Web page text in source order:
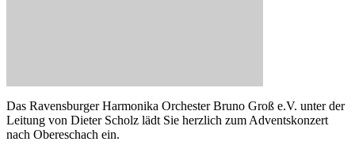
Das Ravensburger Harmonika Orchester Bruno Groß e.V. unter der
Leitung von Dieter Scholz lädt Sie herzlich zum Adventskonzert
nach Obereschach ein.